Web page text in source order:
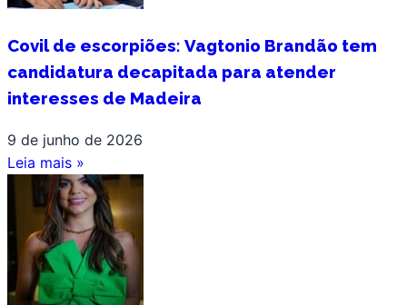
Covil de escorpiões: Vagtonio Brandão tem
candidatura decapitada para atender
interesses de Madeira
9 de junho de 2026
Leia mais »